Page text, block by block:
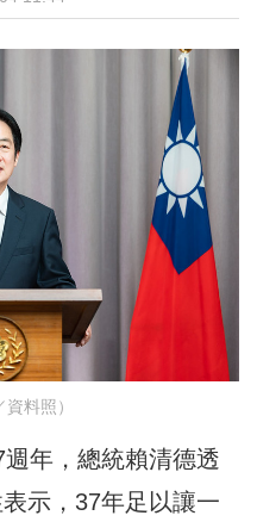
料照）
年，總統賴清德透
示，37年足以讓一